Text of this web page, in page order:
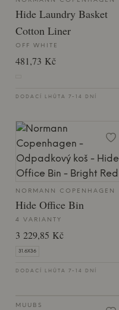
Hide Laundry Basket
Cotton Liner
OFF WHITE
481,73 Kč
DODACÍ LHŮTA 7-14 DNÍ
NORMANN COPENHAGEN
Hide Office Bin
4 VARIANTY
3 229,85 Kč
31.6X36
DODACÍ LHŮTA 7-14 DNÍ
MUUBS